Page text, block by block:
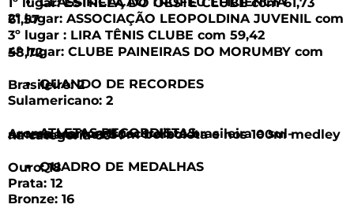
2º lugar: ASSOCIAÇÃO LEOPOLDINA JUVENIL com 61,57
3º lugar : LIRA TÊNIS CLUBE com 59,42
4º lugar: CLUBE PAINEIRAS DO MORUMBY com 58,72
QUANDO DE RECORDES
Brasileiro: 2
Sulamericano: 2
ATLETAS RECORDISTAS
Aroma Martorell recordista brasileira e sul-americana nos 50m borboleta e nos 100m medley na categoria 60+.
QUADRO DE MEDALHAS
Ouro: 18
Prata: 12
Bronze: 16